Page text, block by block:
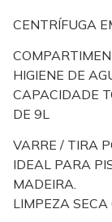
CENTRÍFUGA
HIGIENE DE
CAPACIDADE
DE 9L
VARRE / TIRA
IDEAL PARA
MADEIRA.
LIMPEZA